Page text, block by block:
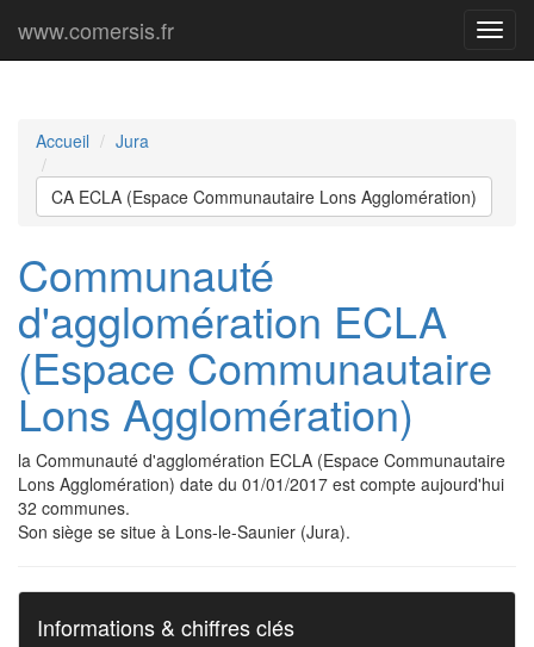
Menu
www.comersis.fr
Accueil Jura
CA ECLA (Espace Communautaire Lons Agglomération)
Communauté
d'agglomération ECLA
(Espace Communautaire
Lons Agglomération)
la Communauté d'agglomération ECLA (Espace Communautaire
Lons Agglomération) date du 01/01/2017 est compte aujourd'hui
32 communes.
Son siège se situe à Lons-le-Saunier (Jura).
Informations & chiffres clés